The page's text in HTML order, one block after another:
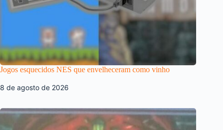
Jogos esquecidos NES que envelheceram como vinho
8 de agosto de 2026